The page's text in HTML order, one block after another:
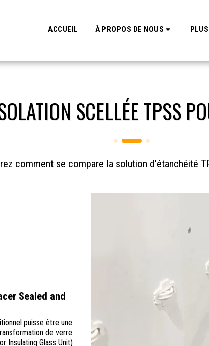
ACCUEIL À PROPOS DE NOUS PLUS
SCELLÉE TPSS
comment se compare la solution d'étanchéité
Sealed and
puisse être une
de verre
Insulating Glass Unit)